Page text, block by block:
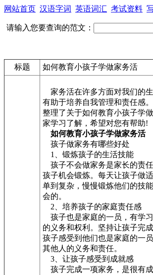
网站首页 汉语字词 英语词汇 考试资料
请输入您要查询的范文：
标题 如何教育小孩子学做家务活
家务活在许多方面对我们的
有助于培养自我管理和责任感
整理了关于如何教育小孩子学
家学习了解，希望对您有帮助!
如何教育小孩子学做家务活
孩子做家务有哪些好处
1、锻炼孩子的生活技能
孩子不会做家务是家长的责
孩子机会锻炼。每天让孩子做
单到复杂，慢慢锻炼他们的技
会的。
2、培养孩子的家庭责任感
孩子也是家庭的一员，有学
的义务和权利。坚持让孩子完
孩子感受到他们也是家庭的一
其他人的义务和责任。
3、让孩子感受到成就感
孩子完成一项家务，是很有